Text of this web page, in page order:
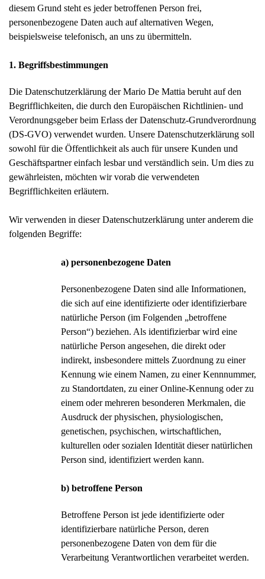
diesem Grund steht es jeder betroffenen Person frei,
personenbezogene Daten auch auf alternativen Wegen,
beispielsweise telefonisch, an uns zu übermitteln.
1. Begriffsbestimmungen
Die Datenschutzerklärung der Mario De Mattia beruht auf den
Begrifflichkeiten, die durch den Europäischen Richtlinien- und
Verordnungsgeber beim Erlass der Datenschutz-Grundverordnung
(DS-GVO) verwendet wurden. Unsere Datenschutzerklärung soll
sowohl für die Öffentlichkeit als auch für unsere Kunden und
Geschäftspartner einfach lesbar und verständlich sein. Um dies zu
gewährleisten, möchten wir vorab die verwendeten
Begrifflichkeiten erläutern.
Wir verwenden in dieser Datenschutzerklärung unter anderem die
folgenden Begriffe:
a) personenbezogene Daten
Personenbezogene Daten sind alle Informationen,
die sich auf eine identifizierte oder identifizierbare
natürliche Person (im Folgenden „betroffene
Person“) beziehen. Als identifizierbar wird eine
natürliche Person angesehen, die direkt oder
indirekt, insbesondere mittels Zuordnung zu einer
Kennung wie einem Namen, zu einer Kennnummer,
zu Standortdaten, zu einer Online-Kennung oder zu
einem oder mehreren besonderen Merkmalen, die
Ausdruck der physischen, physiologischen,
genetischen, psychischen, wirtschaftlichen,
kulturellen oder sozialen Identität dieser natürlichen
Person sind, identifiziert werden kann.
b) betroffene Person
Betroffene Person ist jede identifizierte oder
identifizierbare natürliche Person, deren
personenbezogene Daten von dem für die
Verarbeitung Verantwortlichen verarbeitet werden.